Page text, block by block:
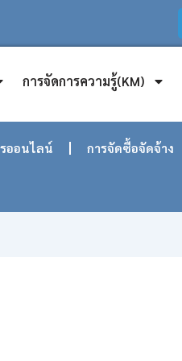
การจัดการความรู้(KM)
ออนไลน์ การจัดซื้อจัดจ้าง